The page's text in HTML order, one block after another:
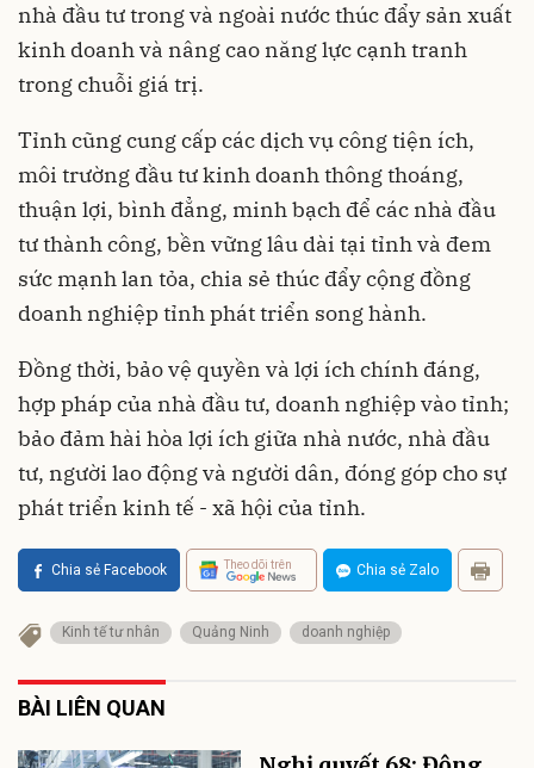
nhà đầu tư trong và ngoài nước thúc đẩy sản xuất
kinh doanh và nâng cao năng lực cạnh tranh
trong chuỗi giá trị.
Tỉnh cũng cung cấp các dịch vụ công tiện ích,
môi trường đầu tư kinh doanh thông thoáng,
thuận lợi, bình đẳng, minh bạch để các nhà đầu
tư thành công, bền vững lâu dài tại tỉnh và đem
sức mạnh lan tỏa, chia sẻ thúc đẩy cộng đồng
doanh nghiệp tỉnh phát triển song hành.
Đồng thời, bảo vệ quyền và lợi ích chính đáng,
hợp pháp của nhà đầu tư, doanh nghiệp vào tỉnh;
bảo đảm hài hòa lợi ích giữa nhà nước, nhà đầu
tư, người lao động và người dân, đóng góp cho sự
phát triển kinh tế - xã hội của tỉnh.
Chia sẻ Facebook Theo dõi trên Chia sẻ Zalo
Kinh tế tư nhân Quảng Ninh doanh nghiệp
BÀI LIÊN QUAN